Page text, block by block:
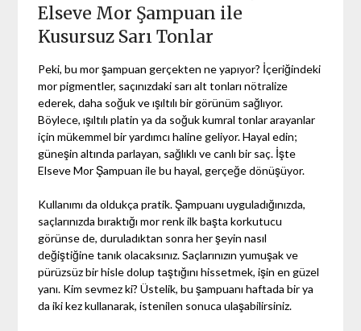
Elseve Mor Şampuan ile
Kusursuz Sarı Tonlar
Peki, bu mor şampuan gerçekten ne yapıyor? İçeriğindeki
mor pigmentler, saçınızdaki sarı alt tonları nötralize
ederek, daha soğuk ve ışıltılı bir görünüm sağlıyor.
Böylece, ışıltılı platin ya da soğuk kumral tonlar arayanlar
için mükemmel bir yardımcı haline geliyor. Hayal edin;
güneşin altında parlayan, sağlıklı ve canlı bir saç. İşte
Elseve Mor Şampuan ile bu hayal, gerçeğe dönüşüyor.
Kullanımı da oldukça pratik. Şampuanı uyguladığınızda,
saçlarınızda bıraktığı mor renk ilk başta korkutucu
görünse de, duruladıktan sonra her şeyin nasıl
değiştiğine tanık olacaksınız. Saçlarınızın yumuşak ve
pürüzsüz bir hisle dolup taştığını hissetmek, işin en güzel
yanı. Kim sevmez ki? Üstelik, bu şampuanı haftada bir ya
da iki kez kullanarak, istenilen sonuca ulaşabilirsiniz.